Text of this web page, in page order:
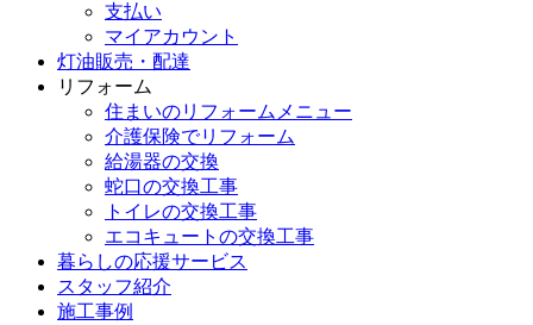
支払い
マイアカウント
灯油販売・配達
リフォーム
住まいのリフォームメニュー
介護保険でリフォーム
給湯器の交換
蛇口の交換工事
トイレの交換工事
エコキュートの交換工事
暮らしの応援サービス
スタッフ紹介
施工事例